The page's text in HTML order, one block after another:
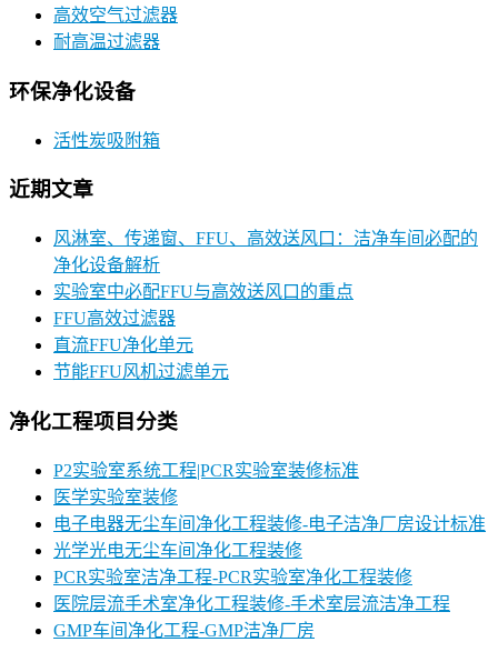
高效空气过滤器
耐高温过滤器
环保净化设备
活性炭吸附箱
近期文章
风淋室、传递窗、FFU、高效送风口：洁净车间必配的
净化设备解析
实验室中必配FFU与高效送风口的重点
FFU高效过滤器
直流FFU净化单元
节能FFU风机过滤单元
净化工程项目分类
P2实验室系统工程|PCR实验室装修标准
医学实验室装修
电子电器无尘车间净化工程装修-电子洁净厂房设计标准
光学光电无尘车间净化工程装修
PCR实验室洁净工程-PCR实验室净化工程装修
医院层流手术室净化工程装修-手术室层流洁净工程
GMP车间净化工程-GMP洁净厂房